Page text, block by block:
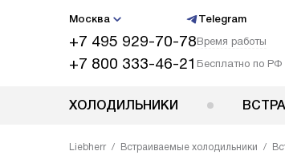
Москва Telegram
+7 495 929-70-78Время работы
+7 800 333-46-21 Бесплатно по РФ
ХОЛОДИЛЬНИКИ
Liebherr Встраиваемые холодильники